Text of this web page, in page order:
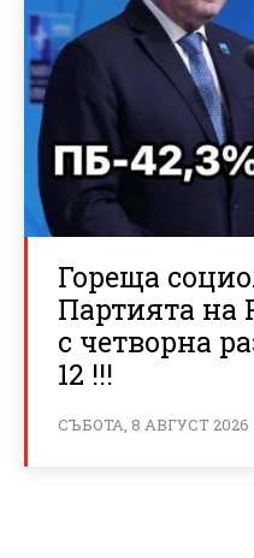
Гореща
Партията на
с четворна
12 !!!
СЪБОТА, 8 АВГУСТ 2026